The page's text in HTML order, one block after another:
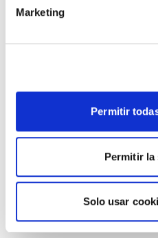
Marketing
Permitir
Permitir la
Solo usar